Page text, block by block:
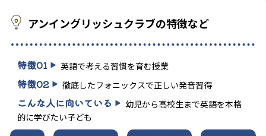
アンイングリッシュクラブの特徴など
特徴01 英語で考える習慣を育む授業
特徴02 徹底したフォニックスで正しい発音習得
こんな人に向いている
幼児から高校生まで英語を本格
的に学びたい子ども